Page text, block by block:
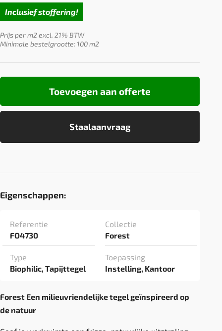
Inclusief stoffering!
Prijs per m2 excl. 21% BTW
Minimale bestelgrootte: 100 m2
Staalaanvraag
Toevoegen aan offerte
Eigenschappen:
Referentie
FO4730
Collectie
Forest
Type
Biophilic, Tapijttegel
Toepassing
Instelling, Kantoor
Forest Een milieuvriendelijke tegel geïnspireerd op
de natuur